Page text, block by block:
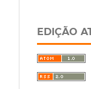
EDIÇÃO